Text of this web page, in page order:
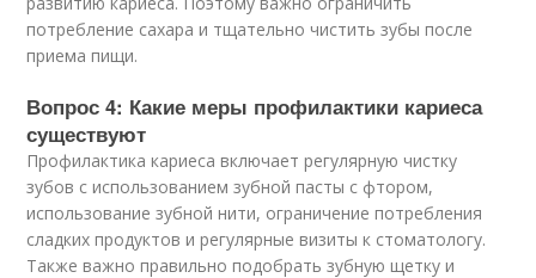
потребление сахара и тщательно чистить зубы после
приема пищи.
Вопрос 4: Какие меры профилактики кариеса
существуют
Профилактика кариеса включает регулярную чистку
зубов с использованием зубной пасты с фтором,
использование зубной нити, ограничение потребления
сладких продуктов и регулярные визиты к стоматологу.
Также важно правильно подобрать зубную щетку и